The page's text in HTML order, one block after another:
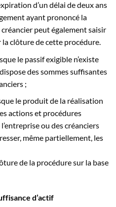
d’un délai de deux ans
ayant prononcé la
peut également saisir
clôture de cette procédure.
le passif exigible n’existe
des sommes suffisantes
;
le produit de la réalisation
actions et procédures
ou des créanciers
même partiellement, les
de la procédure sur la base
d’actif